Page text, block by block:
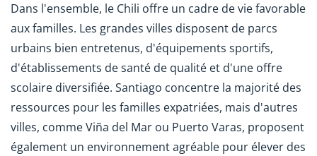
Dans l'ensemble, le Chili offre un cadre de vie favorable
aux familles. Les grandes villes disposent de parcs
urbains bien entretenus, d'équipements sportifs,
d'établissements de santé de qualité et d'une offre
scolaire diversifiée. Santiago concentre la majorité des
ressources pour les familles expatriées, mais d'autres
villes, comme Viña del Mar ou Puerto Varas, proposent
également un environnement agréable pour élever des